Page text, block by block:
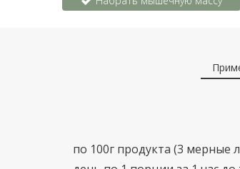
по 100г продукта (3 мерные